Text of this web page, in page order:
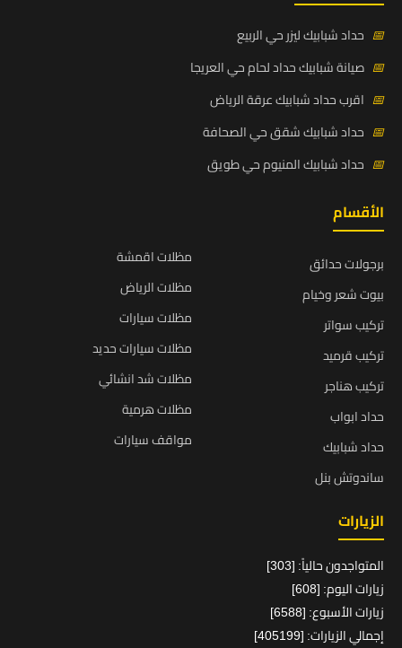
📅 حداد شبابيك ليزر حي الربيع
📅 صيانة شبابيك حداد لحام حي العريجا
📅 اقرب حداد شبابيك عرقة الرياض
📅 حداد شبابيك شقق حي الصحافة
📅 حداد شبابيك المنيوم حي طويق
الأقسام
برجولات حدائق
بيوت شعر وخيام
تركيب سواتر
تركيب قرميد
تركيب هناجر
حداد ابواب
حداد شبابيك
ساندوتش بنل
مظلات اقمشة
مظلات الرياض
مظلات سيارات
مظلات سيارات حديد
مظلات شد انشائي
مظلات هرمية
مواقف سيارات
الزيارات
المتواجدون حالياً: [303]
زيارات اليوم: [608]
زيارات الأسبوع: [6588]
إجمالي الزيارات: [405199]